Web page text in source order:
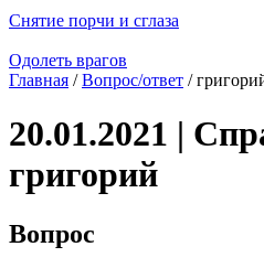
Снятие порчи и сглаза
Одолеть врагов
Главная /Вопрос/ответ /
20.01.2021 |
григорий
Вопрос